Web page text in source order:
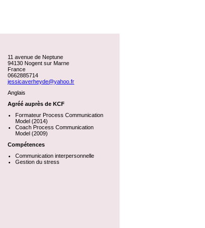
11 avenue de Neptune
94130 Nogent sur Marne
France
0662885714
jessicaverheyde@yahoo.fr
Anglais
Agréé auprès de KCF
Formateur Process Communication
Model (2014)
Coach Process Communication
Model (2009)
Compétences
Communication interpersonnelle
Gestion du stress